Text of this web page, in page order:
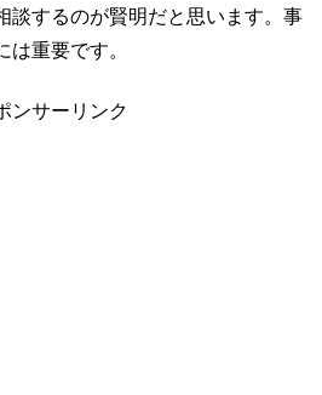
談するのが賢明だと思います。事
重要です。
ンサーリンク